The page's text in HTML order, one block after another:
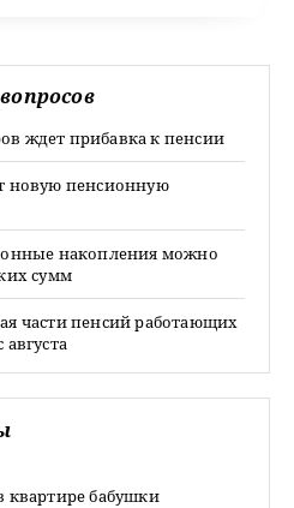
ждет прибавка к пенсии
новую пенсионную
накопления можно
сумм
части пенсий работающих
квартире бабушки